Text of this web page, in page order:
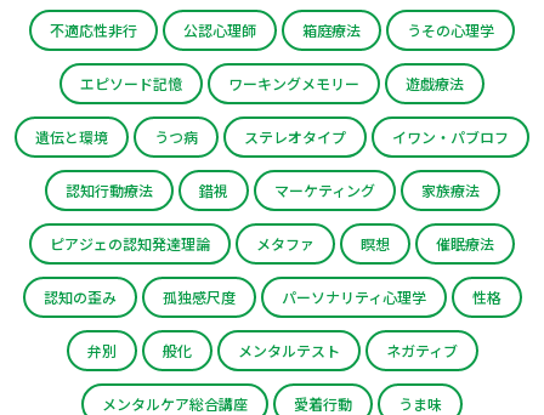
不適応性非行 公認心理師 箱庭療法 うその心理学
エピソード記憶 ワーキングメモリー 遊戯療法
遺伝と環境 うつ病 ステレオタイプ イワン・パブロフ
認知行動療法 錯視 マーケティング 家族療法
ピアジェの認知発達理論 メタファ 瞑想 催眠療法
認知の歪み 孤独感尺度 パーソナリティ心理学 性格
弁別 般化 メンタルテスト ネガティブ
メンタルケア総合講座 愛着行動 うま味